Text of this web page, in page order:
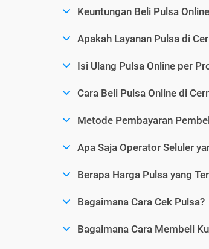
Keuntungan Beli Pulsa
Apakah Layanan Pulsa di
Isi Ulang Pulsa Online per
Cara Beli Pulsa Online di
Metode Pembayaran
Apa Saja Operator Seluler
Berapa Harga Pulsa yang
Bagaimana Cara Cek Pulsa?
Bagaimana Cara Membeli